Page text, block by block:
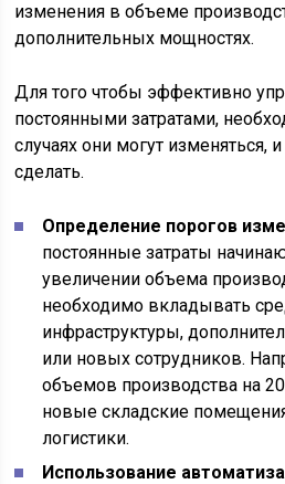
изменения в объеме
дополнительных мощностях.
Для того чтобы эффективно
постоянными затратами,
случаях они могут изменяться,
сделать.
Определение порогов
постоянные затраты
увеличении объема
необходимо вкладывать
инфраструктуры,
или новых сотрудников.
объемов производства на
новые складские
логистики.
Использование